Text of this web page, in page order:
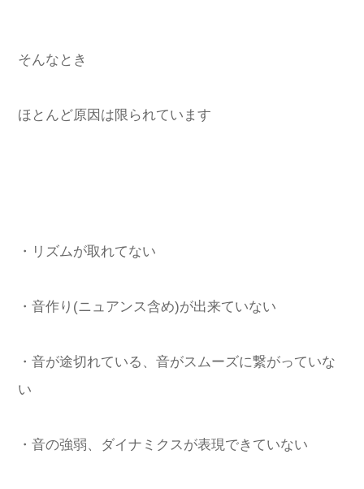
そんなとき
ほとんど原因は限られています
・リズムが取れてない
・音作り(ニュアンス含め)が出来ていない
・音が途切れている、音がスムーズに繋がっていな
い
・音の強弱、ダイナミクスが表現できていない